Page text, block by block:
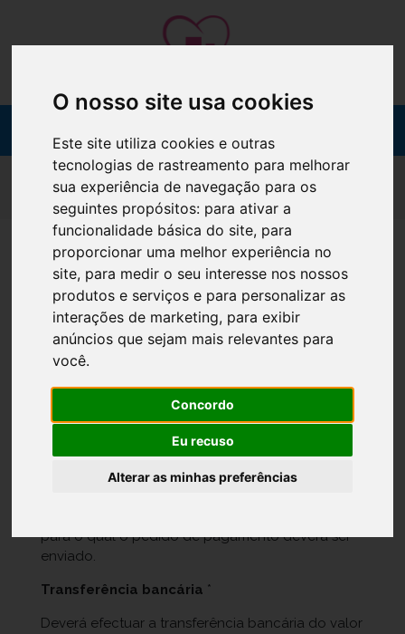
O nosso site usa cookies
Este site utiliza cookies e outras
tecnologias de rastreamento para melhorar
sua experiência de navegação para os
seguintes propósitos: para ativar a
funcionalidade básica do site, para
proporcionar uma melhor experiência no
site, para medir o seu interesse nos nossos
produtos e serviços e para personalizar as
interações de marketing, para exibir
anúncios que sejam mais relevantes para
você.
Concordo
Eu recuso
Alterar as minhas preferências
MÉTODOS DE PAGAMENTO
No acto de finalização da encomenda e após
seleccionar o método de expedição, poderá
seleccionar os seguintes Métodos de
Pagamento:
Referência Multibanco*
Ao finalizar a encomenda, irá receber um email de
confirmação com Entidade, Referência e
respectivo Valor para efectuar o pagamento via
multibanco.
para o qual o pedido de pagamento deverá ser
enviado.
Transferência bancária *
Deverá efectuar a transferência bancária do valor